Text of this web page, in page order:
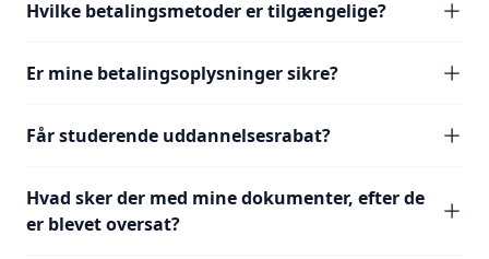
Hvilke betalingsmetoder er tilgængelige?
Er mine betalingsoplysninger sikre?
Får studerende uddannelsesrabat?
Hvad sker der med mine dokumenter, efter de
er blevet oversat?